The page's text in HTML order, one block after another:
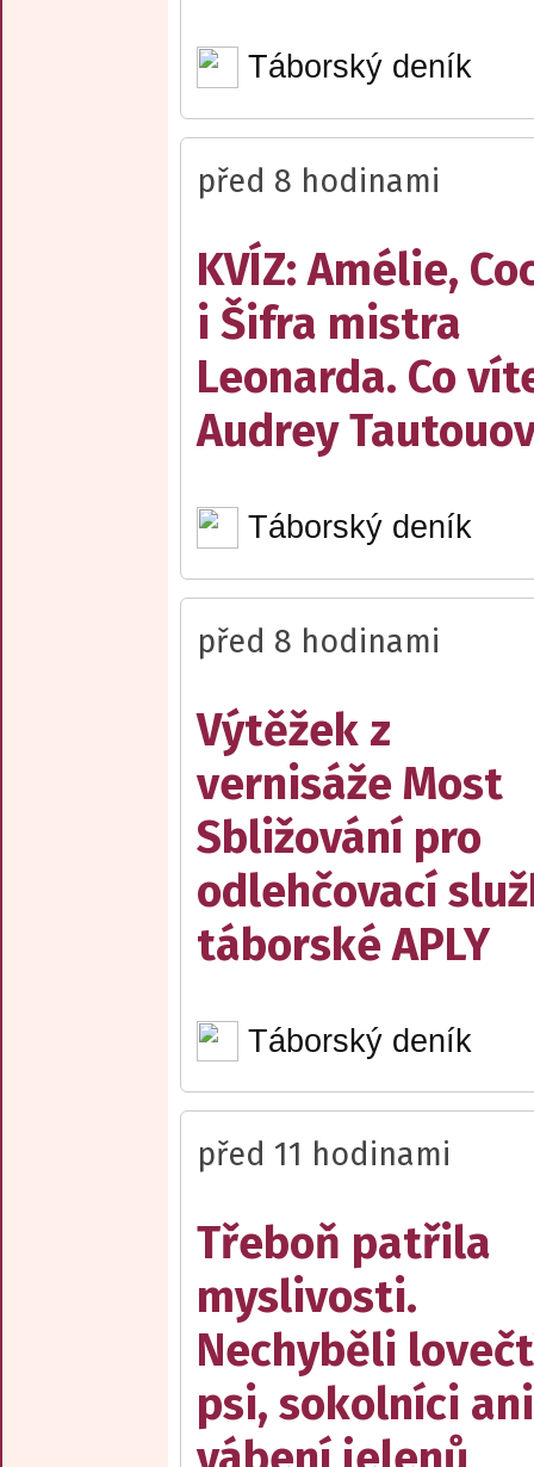
Táborský deník
před 8 hodinami
KVÍZ: Amélie,
i Šifra mistra
Leonarda. Co
Audrey
Táborský deník
před 8 hodinami
Výtěžek z
vernisáže Most
Sbližování pro
odlehčovací
táborské APLY
Táborský deník
před 11 hodinami
Třeboň patřila
myslivosti.
Nechyběli
psi, sokolníci ani